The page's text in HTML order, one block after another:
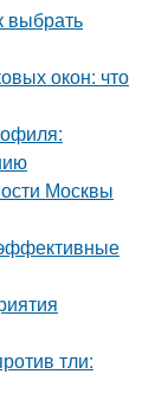
выбрать
окон: что
Москвы
тли: